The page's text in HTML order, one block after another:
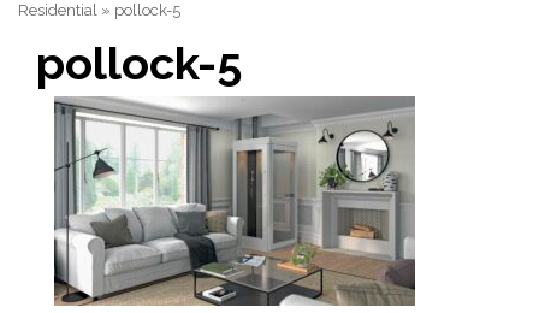
Residential » pollock-5
pollock-5